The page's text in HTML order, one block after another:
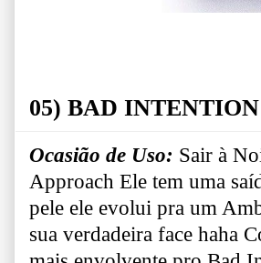
05) BAD
Ocasião de Uso: Sair à
Approach Ele tem uma
pele ele evolui pra um
sua verdadeira face haha